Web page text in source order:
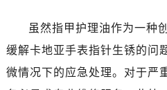
虽然指甲护理油作为一种
缓解卡地亚手表指针生锈的问
微情况下的应急处理。对于严